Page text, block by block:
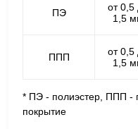
ПЭ
от 0,5
1,5
ППП
от 0,5
1,5
* ПЭ - полиэстер, ППП -
покрытие